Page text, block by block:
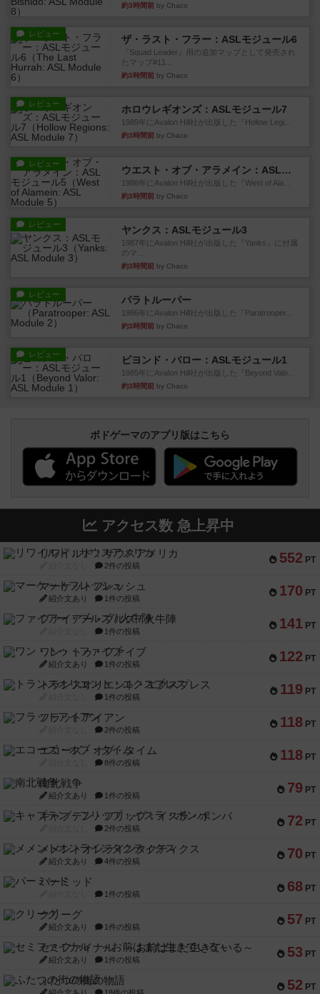
約3時間前 by Chaco
レビュー ザ・ラスト・フラー：ASLモジュール6
『Squad Leader』用の追加マップとして発売され
たマップ#11...
約3時間前 by Chaco
レビュー ホロウレギオンズ：ASLモジュール7
1989年にAvalon Hill社が出版した『Hollow Legi...
約3時間前 by Chaco
レビュー
ウエスト・オブ・アラメイン：ASLモジュール5
1988年にAvalon Hill社が出版した『West of Ala...
約3時間前 by Chaco
レビュー ヤンクス：ASLモジュール3
1987年にAvalon Hill社が出版した『Yanks』に付属
のマ...
約3時間前 by Chaco
レビュー パラトルーパー
1986年にAvalon Hill社が出版した『Paratrooper...
約3時間前 by Chaco
レビュー ビヨンド・バロー：ASLモジュール1
1985年にAvalon Hill社が出版した『Beyond Valo...
約3時間前 by Chaco
ボドゲーマのアプリ版はこちら
アクセス数 急上昇中
552 PT
リワイルド：サウスアメリカ
2件の投稿
170 PT
マーケットフレッシュ
紹介文あり 1件の投稿
141 PT
ファイアー・ブルズ / 火牛陣
1件の投稿
122 PT
ワン・トゥ・ファイブ
紹介文あり 1件の投稿
119 PT
トランスオリエント・エクスプレス
1件の投稿
118 PT
フラットアイアン
2件の投稿
118 PT
エコーズ・オブ・タイム
8件の投稿
79 PT
南北戦争
紹介文あり 1件の投稿
72 PT
キャプテン・フリップ：イスラ・ボンバ
2件の投稿
70 PT
メメントオンラインタクティクス
紹介文あり 4件の投稿
68 PT
パーミッド
1件の投稿
57 PT
クリーグ
紹介文あり 1件の投稿
53 PT
セミファイナル ～お前はまだ生きている～
紹介文あり 1件の投稿
52 PT
ふたつの街の物語